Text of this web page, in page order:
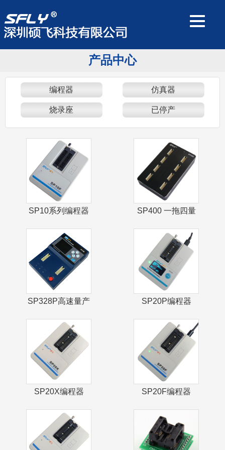
产品中心
编程器 仿真器
烧录座 已停产
SP10系列编程器
SP400 一拖四量
SP328P高速量产
SP20P编程器
SP20X编程器 SP20F编程器